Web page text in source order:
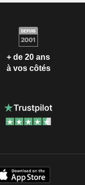
+ de 20 ans
à vos côtés